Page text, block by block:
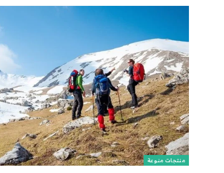
منتجات منوعة